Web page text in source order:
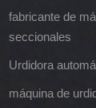
fabricante de
seccionales
Urdidora
máquina de